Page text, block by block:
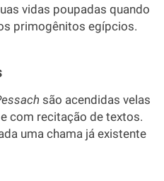
vidas poupadas quando
primogênitos egípcios.
são acendidas velas
com recitação de textos.
uma chama já existente